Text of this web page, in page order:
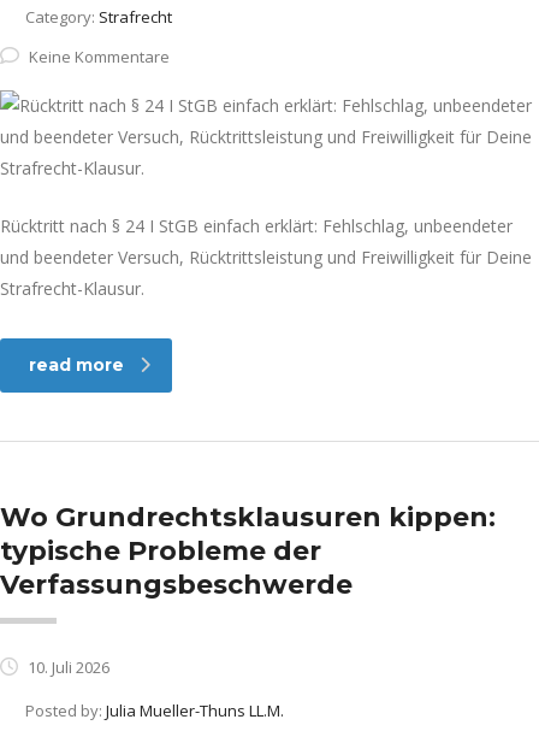
Category: Strafrecht
Keine Kommentare
Rücktritt nach § 24 I StGB einfach erklärt: Fehlschlag, unbeendeter
und beendeter Versuch, Rücktrittsleistung und Freiwilligkeit für Deine
Strafrecht-Klausur.
read more
Wo Grundrechtsklausuren kippen:
typische Probleme der
Verfassungsbeschwerde
10. Juli 2026
Posted by: Julia Mueller-Thuns LL.M.